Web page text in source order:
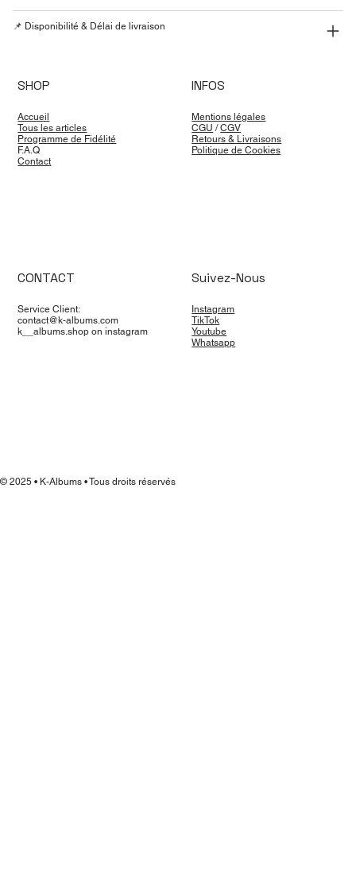
📌 Disponibilité & Délai de livraison
SHOP
Accueil
Tous les articles
Programme de Fidélité
F.A.Q
Contact
INFOS
Mentions légales
CGU /CGV
Retours & Livraisons
Politique de Cookies
CONTACT
Service Client:
contact@k-albums.com
k__albums.shop on instagram
Suivez-Nous
Instagram
TikTok
Youtube
Whatsapp
© 2025 • K-Albums • Tous droits réservés